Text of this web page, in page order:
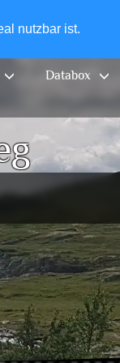
nutzbar ist.
Databox